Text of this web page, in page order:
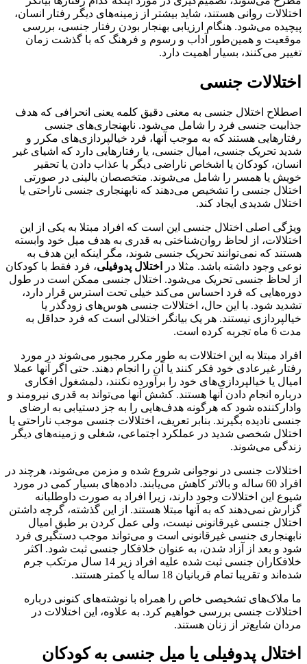
اختلالات روانی هستند، شاید بیشتر از زمینه‌های دیگر رفتار انسان،
پیچیده می‌شود. هنگام ارزیابی بهنجار بودن رفتار جنسی، بررسی
موقعیت و همین‌طور آداب و رسوم و فرهنگ که با گذشت زمان
تغییر می‌کنند، بسیار اهمیت دارد.
اختلالات جنسی
اصطلاح اختلال جنسی به معنی دقیق کلمه یعنی انحرافی که هدف
جذابیت جنسی فرد را شامل می‌شود. نابهنجاری‌های جنسی
رفتارهایی هستند که به موجب آنها، فرد خیالپردازی‌های مکرر و
شدید تحریک جنسی، امیال جنسی، یا رفتارهایی دارد که اشیای غیر
انسان، کودکان یا اشخاص ناراضی دیگر یا عذاب دادن یا تحقیر
خویش یا همسر را شامل می‌شوند. متخصصان بالینی در صورتی
اختلال جنسی را تشخیص می‌دهند که نابهنجاری جنسی ناراحتی یا
اختلال شدیدی ایجاد کند.
ویژگی اصلی اختلال جنسی این است که افراد مبتلا به یکی از این
اختلالات، از لحاظ روان‌شناختی به قدری به هدف میل خود وابسته
هستند که نمی‌توانند تحریک جنسی شوند، مگر اینکه این هدف به
نوعی وجود داشته باشد. مثلا در
اختلال پدوفیلی، فرد فقط با کودکان
از لحاظ جنسی تحریک می‌شود. اختلال جنسی ممکن است در طول
دوره‌هایی که فرد احساس می‌کند خیلی تحت استرس قرار دارد،
تشدید شود. با این حال، اختلالات جنسی هوس‌های زودگذر یا
خیالپردازی نیستند. هر یک بیانگر اختلالی است که فرد حداقل به
مدت 6 ماه تجربه کرده است.
افراد مبتلا به این اختلالات به طور مکرر مجبور می‌شوند در مورد
رفتار غیرعادی خود فکر کنند یا آن را انجام دهند. حتی اگر آنها عملا
امیال یا خیالپردازی‌های خود را برآورده نکنند، دلمشغول افکاری
درباره انجام دادن آنها هستند. کشش آنها می‌تواند به قدری نیرومند و
وادارکننده شود که هرگونه هدف‌هایی را به جز دستیابی به ارضای
جنسی نادیده بگیرند. بنابر تعریف، اختلالات جنسی موجب ناراحتی یا
اختلال شخصی شدید در عملکرد اجتماعی، شغلی و زمینه‌های دیگر
زندگی می‌شوند.
اختلالات جنسی در نوجوانی شروع شده و مزمن می‌شوند، هرچند در
افراد 60 ساله و بالاتر کاهش می‌یابند. داده‌های بسیار کمی در مورد
شیوع این اختلالات وجود دارند، زیرا افراد به صورت داوطلبانه
گزارش نمی‌دهند که به آنها مبتلا هستند. از این گذشته، گرچه داشتن
اختلال جنسی غیرقانونی نیست، ولی عمل کردن بر طبق امیال
نابهنجاری جنسی غیرقانونی است و می‌تواند موجب دستگیری فرد
شود و بعد از آزاد شدن، به عنوان خلافکار جنسی ثبت شود. اکثر
خلافکاران جنسی ثبت شده علیه افراد زیر 14 سال مرتکب جرم
شده‌اند و تقریبا تمام قربانیان 18 ساله یا کمتر هستند.
ما ملاک‌های تشخیصی خاص را همراه با نوشته‌های کنونی درباره
اختلالات جنسی بررسی خواهیم کرد. به علاوه، این اختلالات در
مردان شایع‌تر از زنان هستند.
اختلال پدوفیلی یا میل جنسی به کودکان